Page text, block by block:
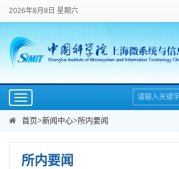
2026年8月8日 星期六
Toggle
navigation
首页>新闻中心>所内要闻
所内要闻